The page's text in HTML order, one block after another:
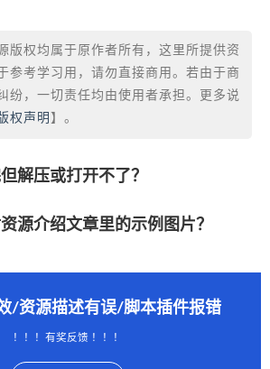
版权均属于原作者所有，这里所提供资
参考学习用，请勿直接商用。若由于商
纷，一切责任均由使用者承担。更多说
权声明 】。
解压或打开不了？
源介绍文章里的示例图片？
/资源描述有误/脚本插件报错
！！！有奖反馈 ！！！